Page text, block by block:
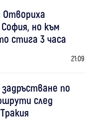
Отвориха
но към
стига 3 часа
21:09
по
след